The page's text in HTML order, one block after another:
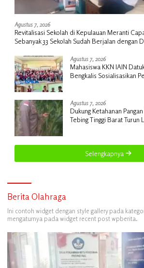
Agustus 7, 2026
Revitalisasi Sekolah di Kepulauan Meranti
Sebanyak 33 Sekolah Sudah Berjalan dengan
Agustus 7, 2026
Mahasiswa KKN IAIN
Bengkalis Sosialisasikan
Agustus 7, 2026
Dukung Ketahanan
Tebing Tinggi Barat Turun
Selengkapnya
Berita Olahraga
Ini contoh widget dengan style gallery pada
mengaturnya pada widget recent post wpberita.